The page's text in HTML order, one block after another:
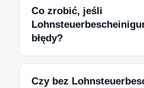
Co zrobić, jeśli
błędy?
Czy bez